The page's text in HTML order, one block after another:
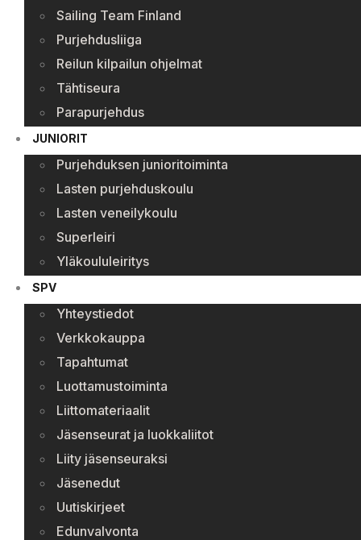
Sailing Team Finland
Purjehdusliiga
Reilun kilpailun ohjelmat
Tähtiseura
Parapurjehdus
JUNIORIT
Purjehduksen junioritoiminta
Lasten purjehduskoulu
Lasten veneilykoulu
Superleiri
Yläkoululeiritys
SPV
Yhteystiedot
Verkkokauppa
Tapahtumat
Luottamustoiminta
Liittomateriaalit
Jäsenseurat ja luokkaliitot
Liity jäsenseuraksi
Jäsenedut
Uutiskirjeet
Edunvalvonta